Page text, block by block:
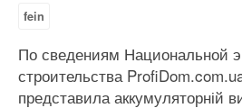
fein
По сведениям Национальной
строительства
представила аккумуляторній